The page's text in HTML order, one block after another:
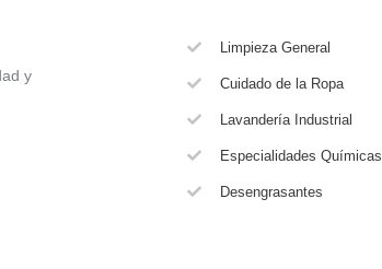
y
Limpieza General
Cuidado de la Ropa
Lavandería Industrial
Especialidades Químicas
Desengrasantes